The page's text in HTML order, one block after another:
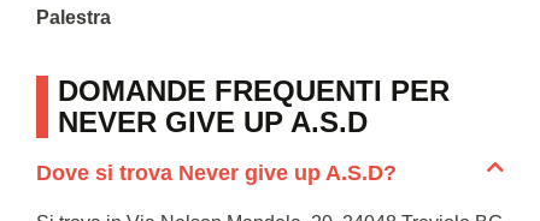
Palestra
DOMANDE FREQUENTI PER
NEVER GIVE UP A.S.D
Dove si trova Never give up A.S.D?